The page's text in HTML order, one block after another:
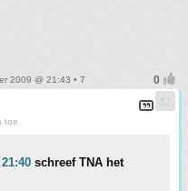
2009 @ 21:43 • 7
toe
schreef TNA het